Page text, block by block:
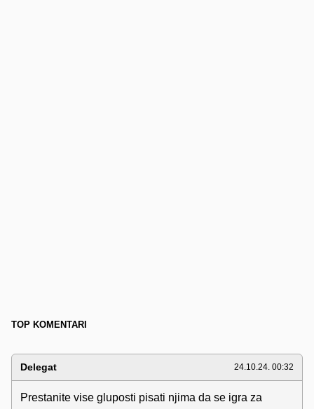
TOP KOMENTARI
Delegat 24.10.24. 00:32
Prestanite vise gluposti pisati njima da se igra za